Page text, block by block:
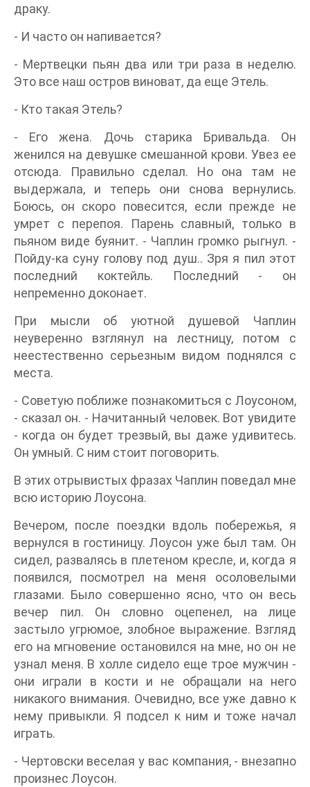
драку.
- И часто он напивается?
- Мертвецки пьян два или три раза в неделю.
Это все наш остров виноват, да еще Этель.
- Кто такая Этель?
- Его жена. Дочь старика Бривальда. Он
женился на девушке смешанной крови. Увез ее
отсюда. Правильно сделал. Но она там не
выдержала, и теперь они снова вернулись.
Боюсь, он скоро повесится, если прежде не
умрет с перепоя. Парень славный, только в
пьяном виде буянит. - Чаплин громко рыгнул. -
Пойду-ка суну голову под душ.. Зря я пил этот
последний коктейль. Последний - он
непременно доконает.
При мысли об уютной душевой Чаплин
неуверенно взглянул на лестницу, потом с
неестественно серьезным видом поднялся с
места.
- Советую поближе познакомиться с Лоусоном,
- сказал он. - Начитанный человек. Вот увидите
- когда он будет трезвый, вы даже удивитесь.
Он умный. С ним стоит поговорить.
В этих отрывистых фразах Чаплин поведал мне
всю историю Лоусона.
Вечером, после поездки вдоль побережья, я
вернулся в гостиницу. Лоусон уже был там. Он
сидел, развалясь в плетеном кресле, и, когда я
появился, посмотрел на меня осоловелыми
глазами. Было совершенно ясно, что он весь
вечер пил. Он словно оцепенел, на лице
застыло угрюмое, злобное выражение. Взгляд
его на мгновение остановился на мне, но он не
узнал меня. В холле сидело еще трое мужчин -
они играли в кости и не обращали на него
никакого внимания. Очевидно, все уже давно к
нему привыкли. Я подсел к ним и тоже начал
играть.
- Чертовски веселая у вас компания, - внезапно
произнес Лоусон.